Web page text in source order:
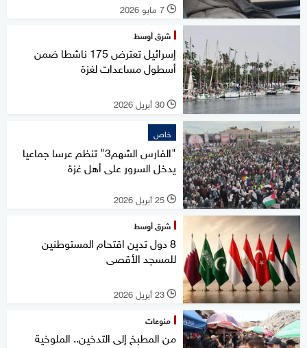
l 7 مايو 2026
شرق أوسط
إسرائيل تعترض 175 ناشطا ضمن
أسطول مساعدات لغزة
l 30 أبريل 2026
خاص
"الفارس الشهم3" تنظم عرسا جماعيا
يدخل السرور على أهل غزة
l 25 أبريل 2026
شرق أوسط
8 دول تدين اقتحام المستوطنين
للمسجد الأقصى
l 23 أبريل 2026
منوعات
من المطبخ إلى التدخين.. الملوخية